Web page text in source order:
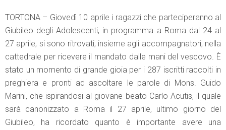
TORTONA – Giovedì 10 aprile i ragazzi che parteciperanno al
Giubileo degli Adolescenti, in programma a Roma dal 24 al
27 aprile, si sono ritrovati, insieme agli accompagnatori, nella
cattedrale per ricevere il mandato dalle mani del vescovo. È
stato un momento di grande gioia per i 287 iscritti raccolti in
preghiera e pronti ad ascoltare le parole di Mons. Guido
Marini, che ispirandosi al giovane beato Carlo Acutis, il quale
sarà canonizzato a Roma il 27 aprile, ultimo giorno del
Giubileo, ha ricordato quanto è importante avere una